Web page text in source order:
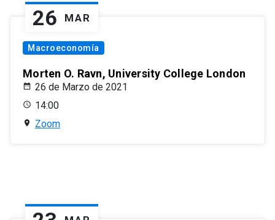
26 MAR
Macroeconomía
Morten O. Ravn, University College London
26 de Marzo de 2021
14:00
Zoom